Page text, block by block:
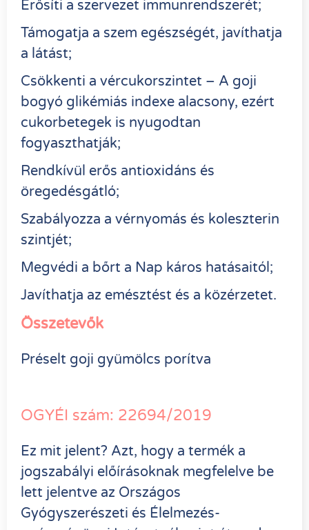
Erősíti a szervezet immunrendszerét;
Támogatja a szem egészségét, javíthatja
a látást;
Csökkenti a vércukorszintet – A goji
bogyó glikémiás indexe alacsony, ezért
cukorbetegek is nyugodtan
fogyaszthatják;
Rendkívül erős antioxidáns és
öregedésgátló;
Szabályozza a vérnyomás és koleszterin
szintjét;
Megvédi a bőrt a Nap káros hatásaitól;
Javíthatja az emésztést és a közérzetet.
Összetevők
Préselt goji gyümölcs porítva
OGYÉI szám: 22694/2019
Ez mit jelent? Azt, hogy a termék a
jogszabályi előírásoknak megfelelve be
lett jelentve az Országos
Gyógyszerészeti és Élelmezés-